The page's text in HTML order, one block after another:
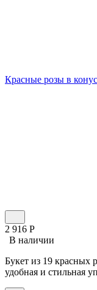
Красные розы в
2 916 Р
В наличии
Букет из 19 красных
удобная и стильная